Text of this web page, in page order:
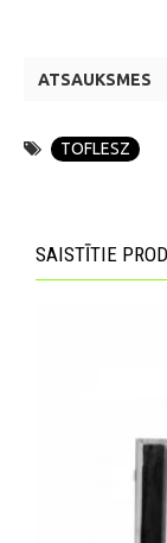
ATSAUKSMES
TOFLESZ
SAISTĪTIE